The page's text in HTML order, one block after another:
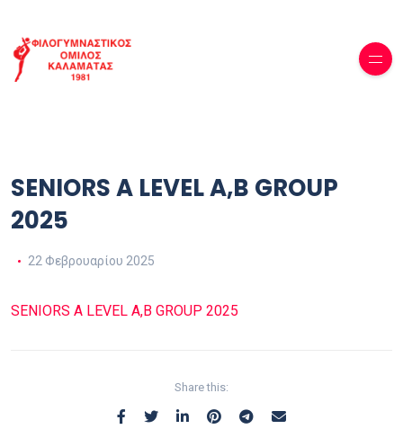
SENIORS A LEVEL A,B GROUP
2025
22 Φεβρουαρίου 2025
SENIORS A LEVEL A,B GROUP 2025
Share this: